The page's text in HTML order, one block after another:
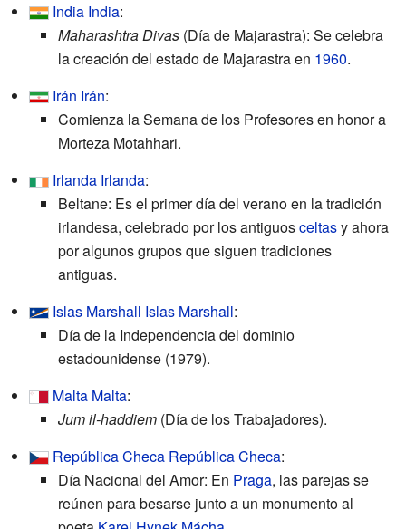
India India:
Maharashtra Divas (Día de Majarastra): Se celebra
la creación del estado de Majarastra en 1960.
Irán Irán:
Comienza la Semana de los Profesores en honor a
Morteza Motahhari.
Irlanda Irlanda:
Beltane: Es el primer día del verano en la tradición
irlandesa, celebrado por los antiguosceltasy ahora
por algunos grupos que siguen tradiciones
antiguas.
Islas Marshall Islas Marshall:
Día de la Independencia del dominio
estadounidense (1979).
Malta Malta:
Jum il-haddiem (Día de los Trabajadores).
República Checa República Checa:
Día Nacional del Amor: En Praga, las parejas se
reúnen para besarse junto a un monumento al